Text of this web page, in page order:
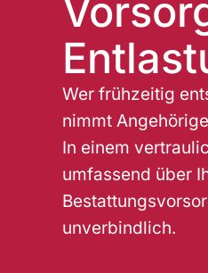
Wer frühzeitig
nimmt
In einem
umfassend über
unverbindlich.